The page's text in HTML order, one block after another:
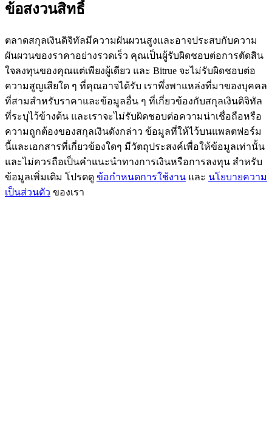
กิจกรรมเพิ่มเติม
รับรางวัลและสิทธิพิเศษสุดพิเศษ
ศูนย์รางวัล
เข้าสู่ระบบ
ข้อสงวนสิทธิ์
ตลาดสกุลเงินดิจิทัลมีความผันผวนสูงและอาจประสบกับความ
ผันผวนของราคาอย่างรวดเร็ว คุณเป็นผู้รับผิดชอบต่อการตัดสิน
ใจลงทุนของคุณแต่เพียงผู้เดียว และ Bitrue จะไม่รับผิดชอบต่อ
ความสูญเสียใด ๆ ที่คุณอาจได้รับ เราพึ่งพาแหล่งที่มาของบุคคล
ที่สามสำหรับราคาและข้อมูลอื่น ๆ ที่เกี่ยวข้องกับสกุลเงินดิจิทัล
ที่ระบุไว้ข้างต้น และเราจะไม่รับผิดชอบต่อความน่าเชื่อถือหรือ
ความถูกต้องของสกุลเงินดังกล่าว ข้อมูลที่ให้ไว้บนแพลตฟอร์ม
นี้และเอกสารที่เกี่ยวข้องใดๆ มีวัตถุประสงค์เพื่อให้ข้อมูลเท่านั้น
และไม่ควรถือเป็นคำแนะนำทางการเงินหรือการลงทุน สำหรับ
ข้อมูลเพิ่มเติม โปรดดู ข้อกำหนดการใช้งาน และ นโยบายความ
เป็นส่วนตัว ของเรา